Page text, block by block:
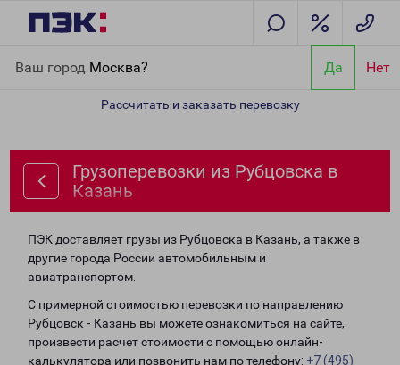
Ваш город Москва? Да Нет
Рассчитать и заказать перевозку
Грузоперевозки из Рубцовска в
Казань
ПЭК доставляет грузы из Рубцовска в Казань, а также в
другие города России автомобильным и
авиатранспортом.
С примерной стоимостью перевозки по направлению
Рубцовск - Казань вы можете ознакомиться на сайте,
произвести расчет стоимости с помощью онлайн-
калькулятора или позвонить нам по телефону: +7 (495)